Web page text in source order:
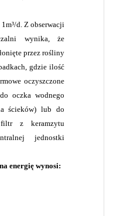
d. Z obserwacji
wynika, że
przez rośliny
gdzie ilość
oczyszczone
oczka wodnego
ścieków) lub do
filtr z keramzytu
jednostki
energię wynosi: